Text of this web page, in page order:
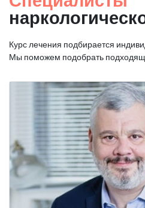
Курс лечения подбирается
Мы поможем подобрать